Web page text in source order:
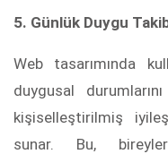
5. Günlük Duygu
Web tasarımında
duygusal
kişiselleştirilmiş
sunar. Bu,